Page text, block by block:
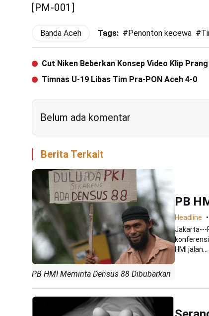
[PM-001]
Banda Aceh Tags: #Penonton kecewa #
Cut Niken Beberkan Konsep Video Klip
Timnas U-19 Libas Tim Pra-PON Aceh 4-0
Belum ada komentar
Berita Terkait
PB HMI Meminta Densus 88 Dibubarkan
PB
Headline
Jakarta---
HMI jalan...